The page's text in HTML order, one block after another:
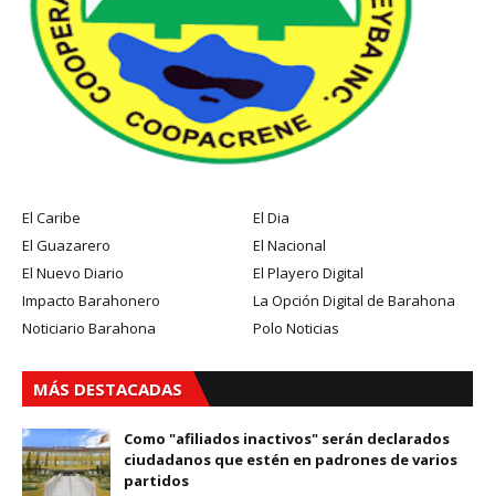
El Caribe
El Dia
El Guazarero
El Nacional
El Nuevo Diario
El Playero Digital
Impacto Barahonero
La Opción Digital de Barahona
Noticiario Barahona
Polo Noticias
MÁS DESTACADAS
Como "afiliados inactivos" serán declarados
ciudadanos que estén en padrones de varios
partidos